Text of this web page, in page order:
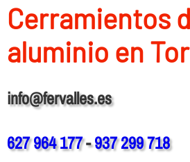
Cerramientos
aluminio en
info@fervalles.es
627 964 177-937 299 718